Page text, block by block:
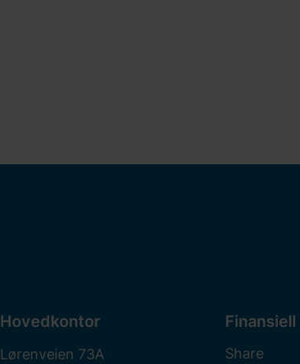
Hovedkontor
Lørenveien 73A
Share